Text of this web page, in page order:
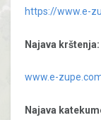
https://www.e-
Najava krštenja:
www.e-
Najava